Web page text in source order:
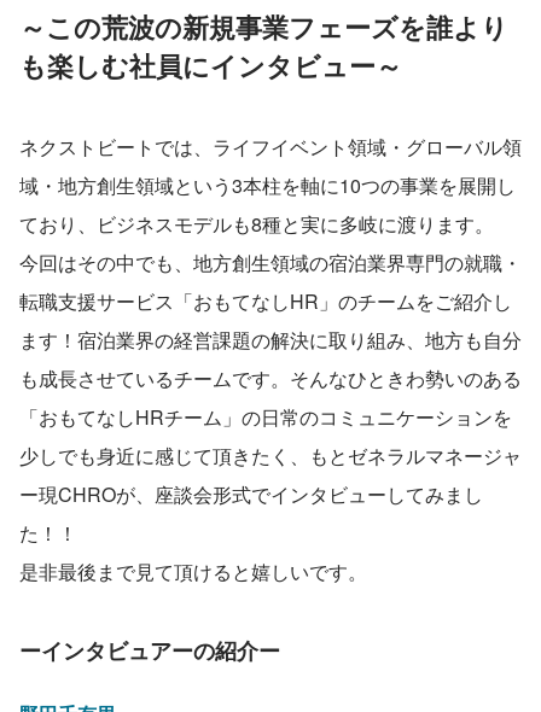
～この荒波の新規事業フェーズを誰より
も楽しむ社員にインタビュー～
ネクストビートでは、ライフイベント領域・グローバル領
域・地方創生領域という3本柱を軸に10つの事業を展開し
ており、ビジネスモデルも8種と実に多岐に渡ります。
今回はその中でも、地方創生領域の宿泊業界専門の就職・
転職支援サービス「おもてなしHR」のチームをご紹介し
ます！宿泊業界の経営課題の解決に取り組み、地方も自分
も成長させているチームです。そんなひときわ勢いのある
「おもてなしHRチーム」の日常のコミュニケーションを
少しでも身近に感じて頂きたく、もとゼネラルマネージャ
ー現CHROが、座談会形式でインタビューしてみまし
た！！
是非最後まで見て頂けると嬉しいです。
ーインタビュアーの紹介ー